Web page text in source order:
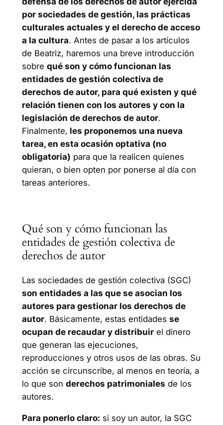
por sociedades de gestión, las prácticas
culturales actuales y el derecho de acceso
a la cultura. Antes de pasar a los artículos
de Beatriz, haremos una breve introducción
sobre qué son y cómo funcionan las
entidades de gestión colectiva de
derechos de autor, para qué existen y qué
relación tienen con los autores y con la
legislación de derechos de autor.
Finalmente, les proponemos una nueva
tarea, en esta ocasión optativa (no
obligatoria) para que la realicen quienes
quieran, o bien opten por ponerse al día con
tareas anteriores.
Qué son y cómo funcionan las
entidades de gestión colectiva de
derechos de autor
Las sociedades de gestión colectiva (SGC)
son entidades a las que se asocian los
autores para gestionar los derechos de
autor. Básicamente, estas entidades se
ocupan de recaudar y distribuirel dinero
que generan las ejecuciones,
reproducciones y otros usos de las obras. Su
acción se circunscribe, al menos en teoría, a
lo que son derechos patrimoniales de los
autores.
Para ponerlo claro: si soy un autor, la SGC